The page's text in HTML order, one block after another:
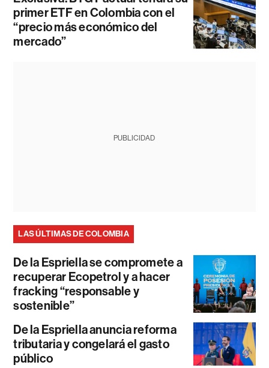
primer ETF en Colombia con el
“precio más económico del
mercado”
PUBLICIDAD
LAS ÚLTIMAS DE COLOMBIA
De la Espriella se compromete a
recuperar Ecopetrol y a hacer
fracking “responsable y
sostenible”
De la Espriella anuncia reforma
tributaria y congelará el gasto
público